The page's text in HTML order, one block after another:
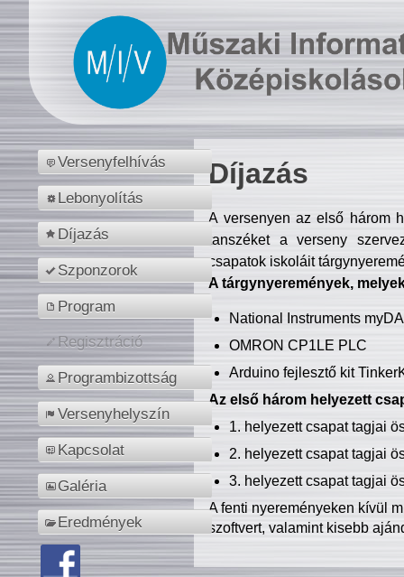
Versenyfelhívás
Lebonyolítás
Díjazás
Szponzorok
Program
Regisztráció
Programbizottság
Versenyhelyszín
Kapcsolat
Galéria
Eredmények
Díjazás
A versenyen az első három
tanszéket a verseny
csapatok iskoláit
A tárgynyeremények,
National Instruments
OMRON CP1LE PLC
Arduino fejlesztő kit
Az első három helyezett
1. helyezett csapat tagjai
2. helyezett csapat tagjai
3. helyezett csapat tagjai
A fenti nyereményeken kívül
szoftvert, valamint kisebb